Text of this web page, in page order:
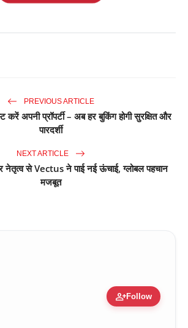
PREVIOUS ARTICLE
करें अपनी प्रॉपर्टी – अब हर बुकिंग होगी सुरक्षित और
पारदर्शी
NEXT ARTICLE
नेतृत्व से Vectus ने पाई नई ऊंचाई, ग्लोबल पहचान
मजबूत
person_addFollow